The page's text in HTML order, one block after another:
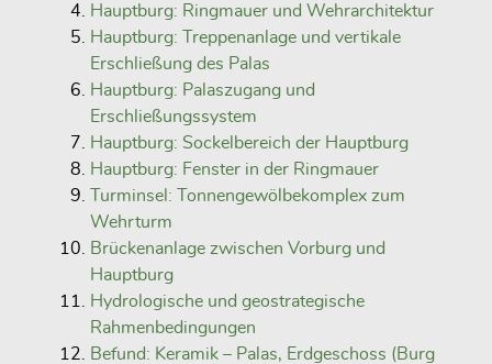
Hauptburg: Ringmauer und Wehrarchitektur
Hauptburg: Treppenanlage und vertikale
Erschließung des Palas
Hauptburg: Palaszugang und
Erschließungssystem
Hauptburg: Sockelbereich der Hauptburg
Hauptburg: Fenster in der Ringmauer
Turminsel: Tonnengewölbekomplex zum
Wehrturm
Brückenanlage zwischen Vorburg und
Hauptburg
Hydrologische und geostrategische
Rahmenbedingungen
Befund: Keramik – Palas, Erdgeschoss (Burg